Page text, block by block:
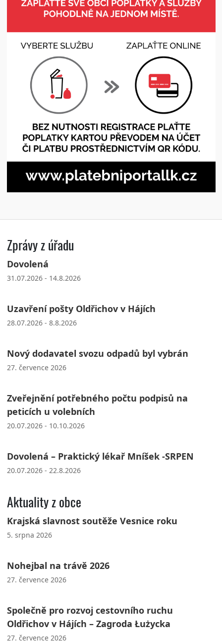
Zprávy z úřadu
Dovolená
31.07.2026 - 14.8.2026
Uzavření pošty Oldřichov v Hájích
28.07.2026 - 8.8.2026
Nový dodavatel svozu odpadů byl vybrán
27. července 2026
Zveřejnění potřebného počtu podpisů na
peticích u volebních
20.07.2026 - 10.10.2026
Dovolená – Praktický lékař Mníšek -SRPEN
20.07.2026 - 22.8.2026
Aktuality z obce
Krajská slavnost soutěže Vesnice roku
5. srpna 2026
Nohejbal na trávě 2026
27. července 2026
Společně pro rozvoj cestovního ruchu
Oldřichov v Hájích – Zagroda Łużycka
27. července 2026